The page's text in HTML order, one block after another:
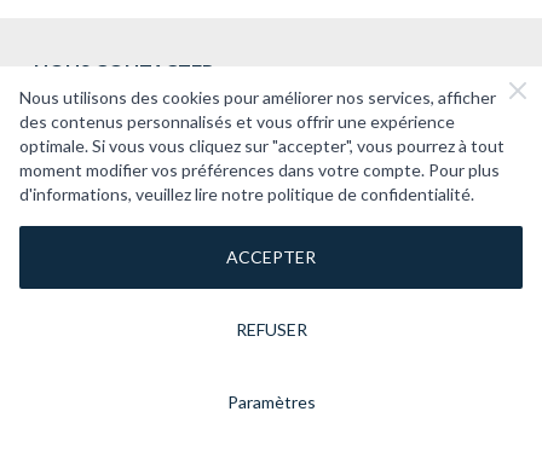
Nous utilisons des cookies pour améliorer nos services, afficher
des contenus personnalisés et vous offrir une expérience
optimale. Si vous vous cliquez sur "accepter", vous pourrez à tout
moment modifier vos préférences dans votre compte. Pour plus
d'informations, veuillez lire notre politique de confidentialité.
ACCEPTER
REFUSER
Paramètres
NOUS CONTACTER
2CV PASSION
SUPPORT